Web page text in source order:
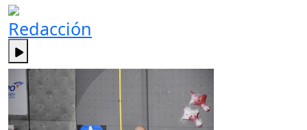
Redacción